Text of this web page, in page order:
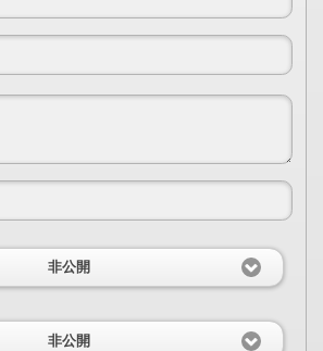
非公開
非公開